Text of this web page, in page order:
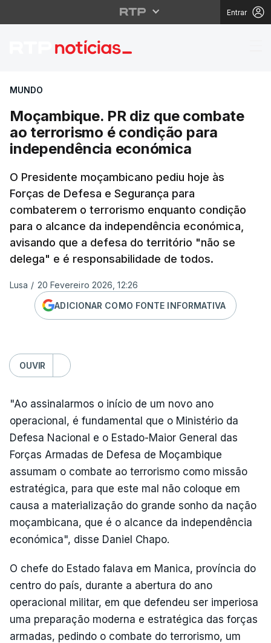
Entrar
Moçambique. PR diz
MUNDO
Moçambique. PR diz que combate
ao terrorismo é condição para
independência económica
O Presidente moçambicano pediu hoje às
Forças de Defesa e Segurança para
combaterem o terrorismo enquanto condição
para o alcance da independência económica,
avisando que a defesa do território "não se
delega" e é responsabilidade de todos.
Lusa / 20 Fevereiro 2026, 12:26
ADICIONAR COMO FONTE INFORMATIVA
OUVIR
"Ao assinalarmos o início de um novo ano
operacional, é fundamental que o Ministério da
Defesa Nacional e o Estado-Maior General das
Forças Armadas de Defesa de Moçambique
assumam o combate ao terrorismo como missão
estratégica, para que este mal não coloque em
causa a materialização do grande sonho da nação
moçambicana, que é o alcance da independência
económica", disse Daniel Chapo.
O chefe do Estado falava em Manica, província do
centro do país, durante a abertura do ano
operacional militar, em que defendeu ser imperiosa
uma preparação moderna e estratégica das forças
armadas, pedindo o combate do terrorismo, um